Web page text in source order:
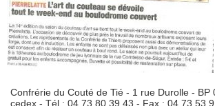
Confrérie du Couté de Tié - 1 rue Durolle - BP
cedex - Tél : 04 73 80 39 43 - Fax :